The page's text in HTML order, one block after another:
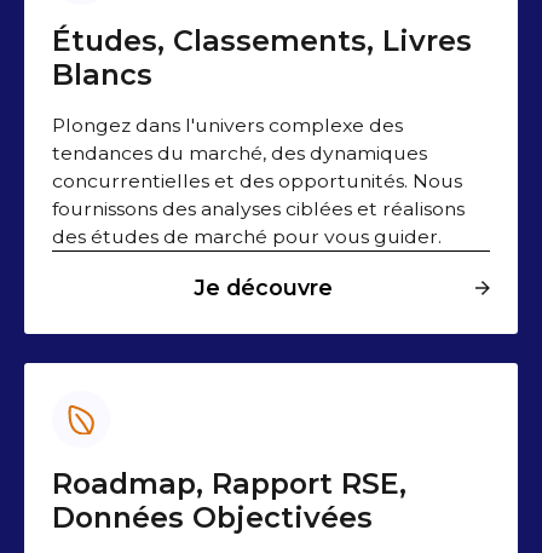
Études, Classements, Livres
Blancs
Plongez dans l'univers complexe des
tendances du marché, des dynamiques
concurrentielles et des opportunités. Nous
fournissons des analyses ciblées et réalisons
des études de marché pour vous guider.
Je découvre
Roadmap, Rapport RSE,
Données Objectivées